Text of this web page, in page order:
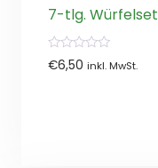
7-tlg. Würfelset
0
von
€6,50 inkl. MwSt.